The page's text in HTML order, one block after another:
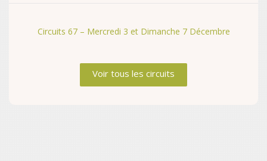
Circuits 67 – Mercredi 3 et Dimanche 7 Décembre
Voir tous les circuits